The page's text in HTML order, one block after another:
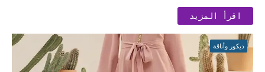
اقرأ المزيد
ديكور وأناقة